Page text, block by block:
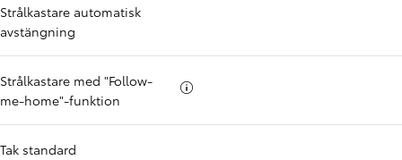
Strålkastare automatisk
avstängning
Strålkastare med "Follow-
me-home"-funktion
Tak standard